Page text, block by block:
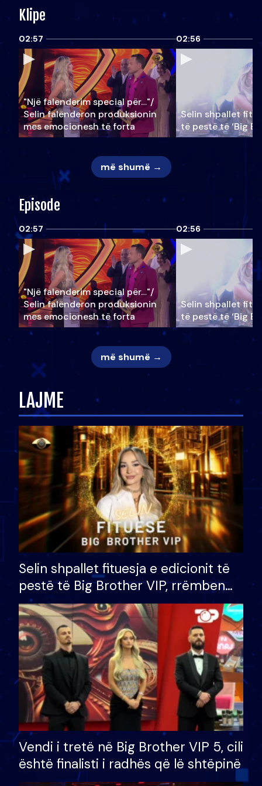
Klipe
02:57
"Një falenderim special për…"/
Selin falënderon produksionin
mes emocionesh të forta
02:56
Selin shpallet
të pestë të ‘Big
më shumë →
Episode
02:57
"Një falenderim special për…"/
Selin falënderon produksionin
mes emocionesh të forta
02:56
Selin shpallet
të pestë të ‘Big
më shumë →
LAJME
Selin shpallet fituesja e edicionit të
pestë të Big Brother VIP, rrëmben
çmimin e madh prej 100 mijë eurosh
Vendi i tretë në Big Brother VIP 5, cili
është finalisti i radhës që lë shtëpinë